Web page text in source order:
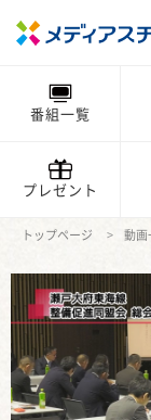
番組一覧
プレゼント
トップページ 動画